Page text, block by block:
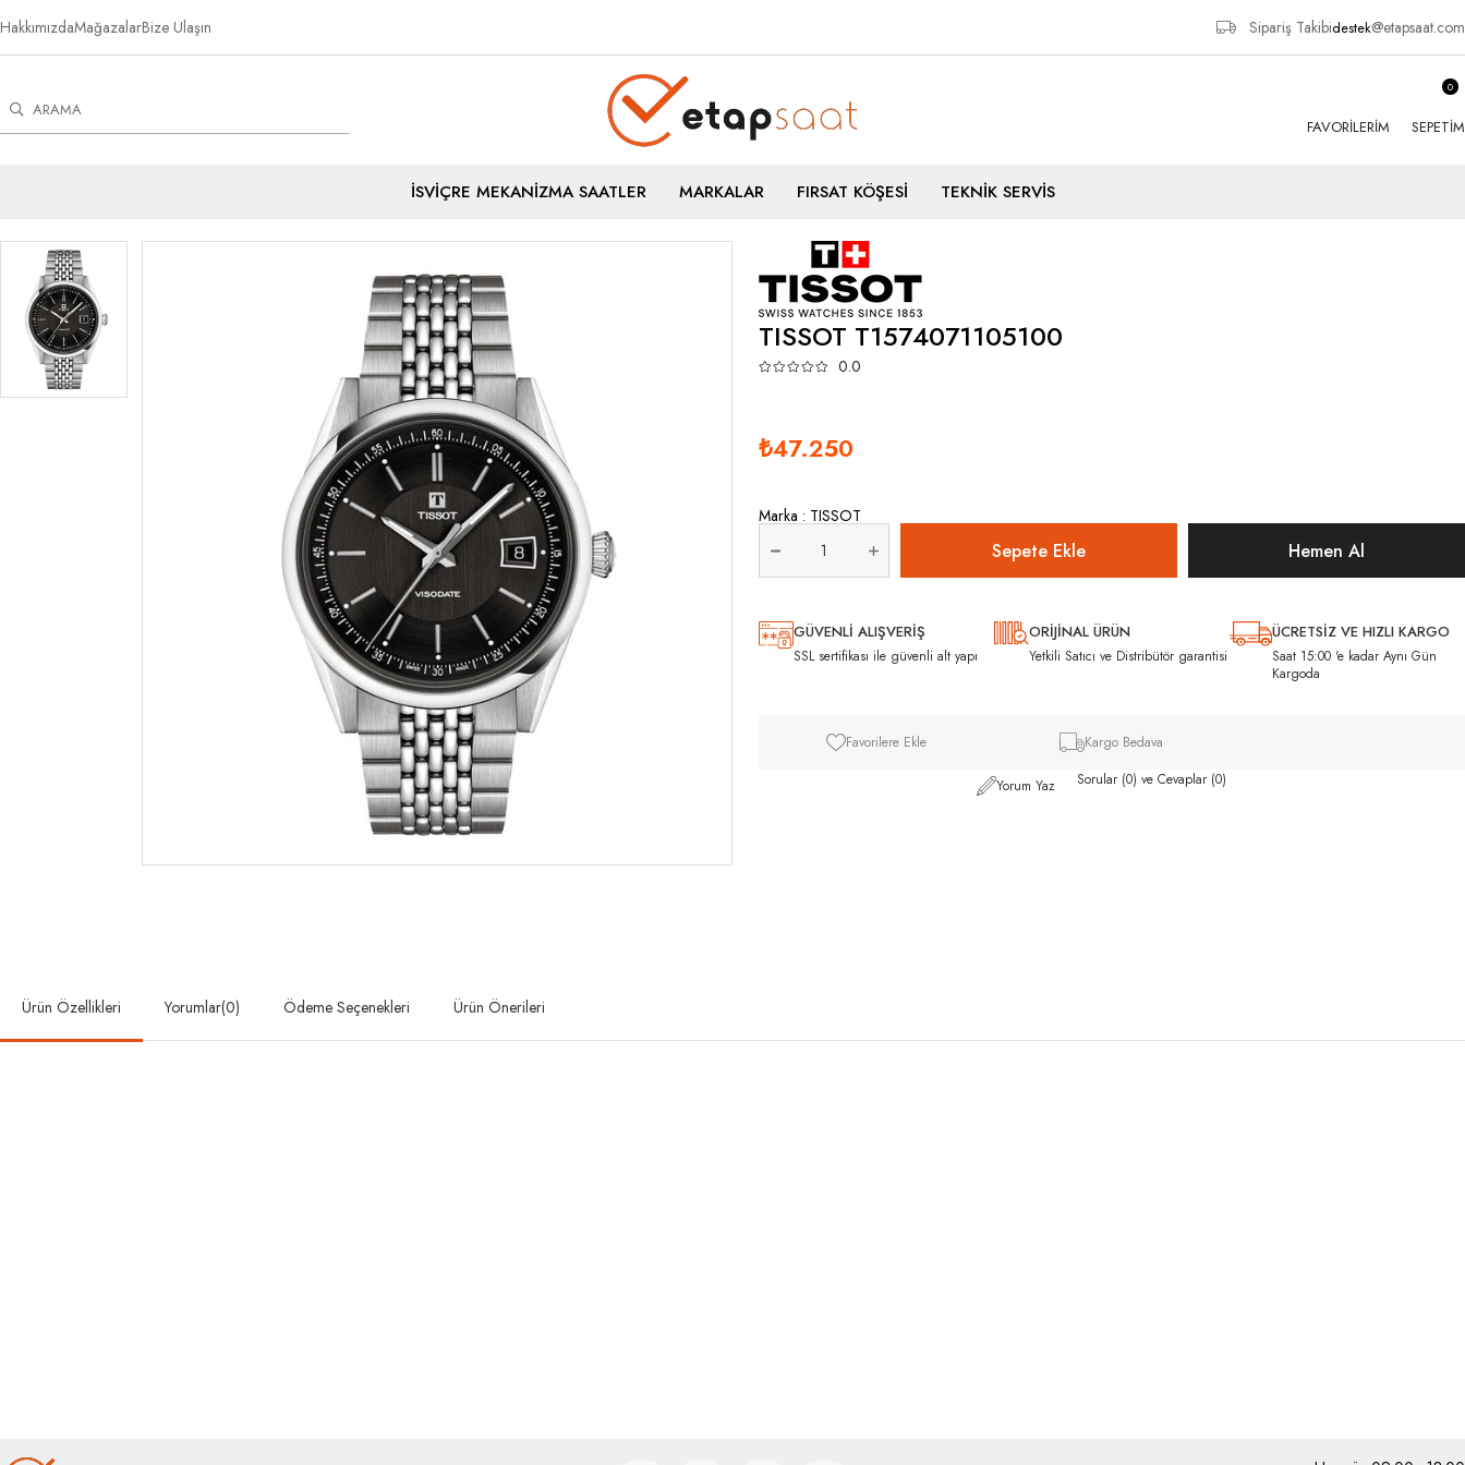
HakkımızdaMağazalarBize Ulaşın Sipariş Takibidestek@etapsaat.com
SEPETIM
0
FAVORILERIM
İSVİÇRE MEKANİZMA SAATLER MARKALAR FIRSAT KÖŞESİ TEKNİK SERVİS
TISSOT T1574071105100
0.0
₺47.250
Marka : TISSOT
GÜVENLİ ALIŞVERİŞ
SSL sertifikası ile güvenli alt yapı
ORİJİNAL ÜRÜN
Yetkili Satıcı ve Distribütör garantisi
ÜCRETSİZ VE HIZLI KARGO
Saat 15:00 'e kadar Aynı Gün
Kargoda
Favorilere Ekle Kargo Bedava
Yorum Yaz Sorular (0) ve Cevaplar (0)
Ürün Özellikleri Yorumlar(0) Ödeme Seçenekleri Ürün Önerileri